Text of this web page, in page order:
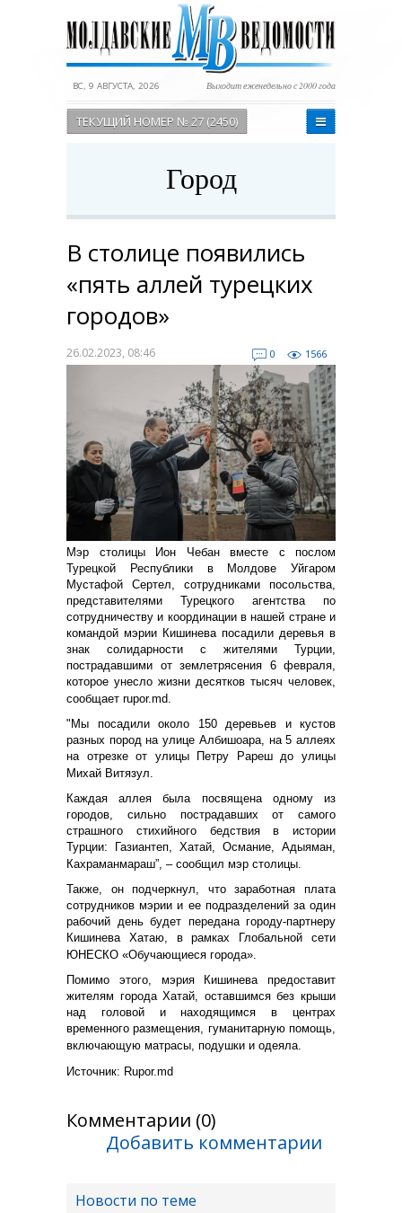
ВС, 9 АВГУСТА, 2026 Выходит еженедельно с 2000 года
ТЕКУЩИЙ НОМЕР № 27 (2450)
Город
В столице появились
«пять аллей турецких
городов»
26.02.2023, 08:46 0 1566
Мэр столицы Ион Чебан вместе с послом
Турецкой Республики в Молдове Уйгаром
Мустафой Сертел, сотрудниками посольства,
представителями Турецкого агентства по
сотрудничеству и координации в нашей стране и
командой мэрии Кишинева посадили деревья в
знак солидарности с жителями Турции,
пострадавшими от землетрясения 6 февраля,
которое унесло жизни десятков тысяч человек,
сообщает rupor.md.
"Мы посадили около 150 деревьев и кустов
разных пород на улице Албишоара, на 5 аллеях
на отрезке от улицы Петру Рареш до улицы
Михай Витязул.
Каждая аллея была посвящена одному из
городов, сильно пострадавших от самого
страшного стихийного бедствия в истории
Турции: Газиантеп, Хатай, Османие, Адыяман,
Кахраманмараш”, – сообщил мэр столицы.
Также, он подчеркнул, что заработная плата
сотрудников мэрии и ее подразделений за один
рабочий день будет передана городу-партнеру
Кишинева Хатаю, в рамках Глобальной сети
ЮНЕСКО «Обучающиеся города».
Помимо этого, мэрия Кишинева предоставит
жителям города Хатай, оставшимся без крыши
над головой и находящимся в центрах
временного размещения, гуманитарную помощь,
включающую матрасы, подушки и одеяла.
Источник: Rupor.md
Комментарии (0)
Добавить комментарии
Новости по теме